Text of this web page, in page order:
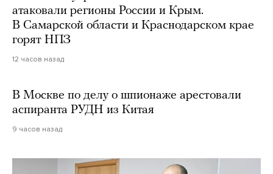
атаковали регионы России и Крым.
В Самарской области и Краснодарском крае
горят НПЗ
12 часов назад
В Москве по делу о шпионаже арестовали
аспиранта РУДН из Китая
9 часов назад